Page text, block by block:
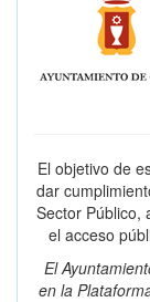
El objetivo de
dar
Sector Público,
el acceso
El
en la